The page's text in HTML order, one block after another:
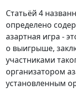
Статьёй 4
определено
азартная игра -
о выигрыше,
участниками
организатором
установленным